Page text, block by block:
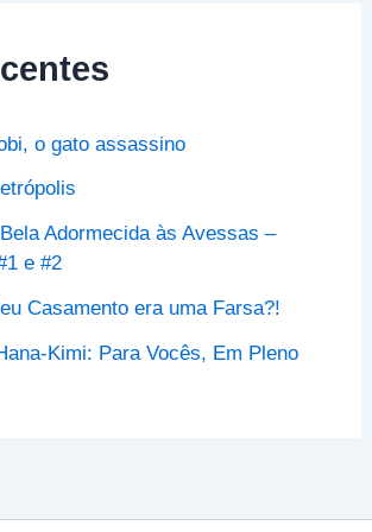
o gato assassino
Adormecida às Avessas –
e #2
Casamento era uma Farsa?!
Kimi: Para Vocês, Em Pleno